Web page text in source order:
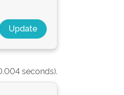
seconds).